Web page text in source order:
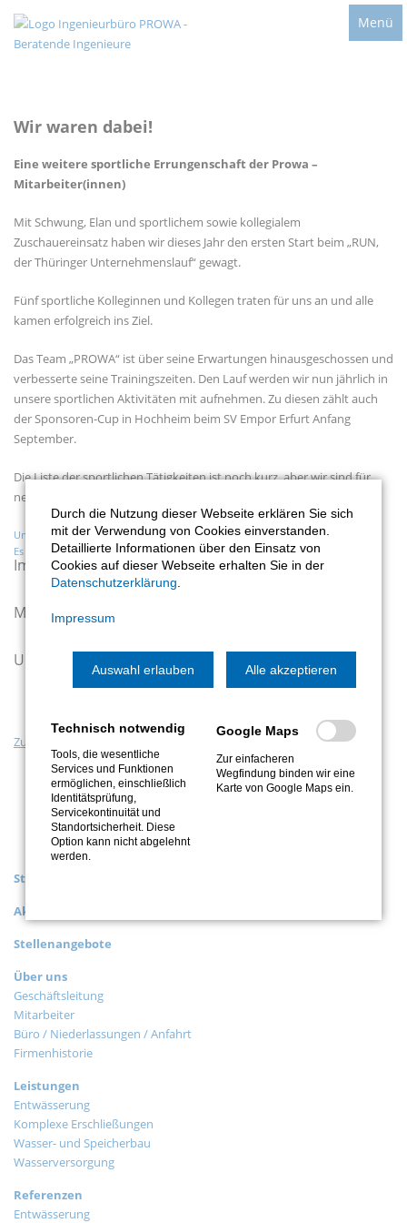
Menü
Wir waren dabei!
Eine weitere sportliche Errungenschaft der Prowa –
Mitarbeiter(innen)
Mit Schwung, Elan und sportlichem sowie kollegialem
Zuschauereinsatz haben wir dieses Jahr den ersten Start beim „RUN,
der Thüringer Unternehmenslauf“ gewagt.
Fünf sportliche Kolleginnen und Kollegen traten für uns an und alle
kamen erfolgreich ins Ziel.
Das Team „PROWA“ ist über seine Erwartungen hinausgeschossen und
verbesserte seine Trainingszeiten. Den Lauf werden wir nun jährlich in
unsere sportlichen Aktivitäten mit aufnehmen. Zu diesen zählt auch
der Sponsoren-Cup in Hochheim beim SV Empor Erfurt Anfang
September.
Die Liste der sportlichen Tätigkeiten ist noch kurz, aber wir sind für
neue Herausforderungen offen.
Unser schickes Outfit
Es kann losgehen! Unser Laufteam vor dem Start.
Im Ziel
Mannschaftsbild danach - geschafft und zufrieden
Unser Fan-Team
Zurück
Navigation
überspringen
Start
Aktuelles
Stellenangebote
überspringen
Über uns
Geschäftsleitung
Mitarbeiter
Büro / Niederlassungen / Anfahrt
Firmenhistorie
überspringen
Leistungen
Entwässerung
Komplexe Erschließungen
Wasser- und Speicherbau
Wasserversorgung
überspringen
Referenzen
Entwässerung
Durch die Nutzung dieser Webseite erklären Sie sich
mit der Verwendung von Cookies einverstanden.
Detaillierte Informationen über den Einsatz von
Cookies auf dieser Webseite erhalten Sie in der
Datenschutzerklärung.
Impressum
Auswahl erlauben Alle akzeptieren
Technisch notwendig
Tools, die wesentliche
Services und Funktionen
ermöglichen, einschließlich
Identitätsprüfung,
Servicekontinuität und
Standortsicherheit. Diese
Option kann nicht abgelehnt
werden.
Google Maps
Zur einfacheren
Wegfindung binden wir eine
Karte von Google Maps ein.